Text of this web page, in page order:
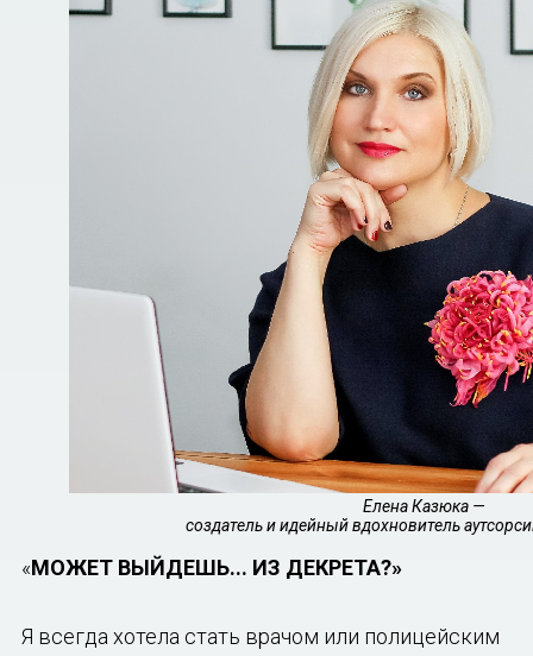
Елена Казюка —
создатель и идейный вдохновитель
«МОЖЕТ ВЫЙДЕШЬ... ИЗ ДЕКРЕТА?»
Я всегда хотела стать врачом или полицейским